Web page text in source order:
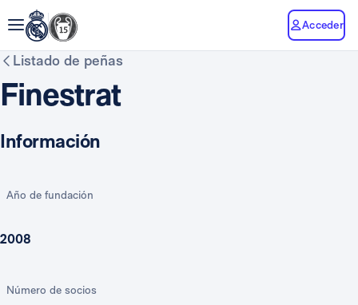
Acceder
Listado de peñas
Finestrat
Información
Año de fundación
2008
Número de socios